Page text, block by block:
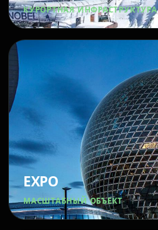
КУРОРТНАЯ ИНФРАСТРУКТУРА
EXPO
МАСШТАБНЫЙ ОБЪЕКТ